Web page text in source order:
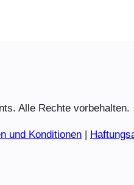
Alle Rechte vorbehalten.
und Konditionen |